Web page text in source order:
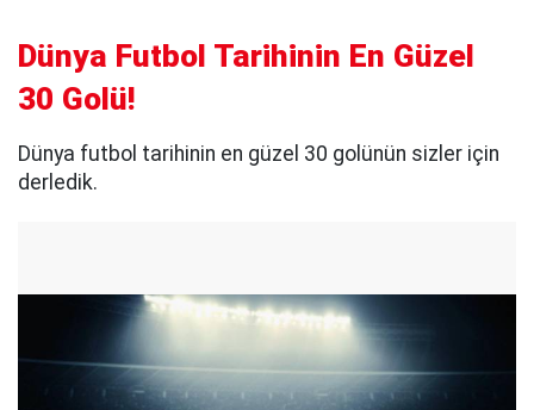
Dünya Futbol Tarihinin En Güzel
30 Golü!
Dünya futbol tarihinin en güzel 30 golünün sizler için
derledik.